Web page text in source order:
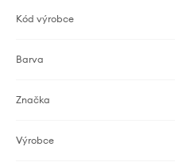
Kód výrobce
Barva
Značka
Výrobce